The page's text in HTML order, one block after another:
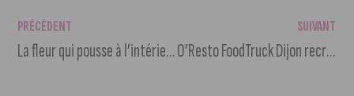
PRÉCÉDENT
La fleur qui pousse à l’intérieur : une librairie salon de thé à Dijon
SUIVANT
O’Resto FoodTruck Dijon recrute un cuisinier